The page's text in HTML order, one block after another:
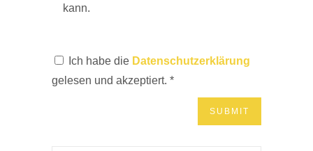
kann.
Ich habe die Datenschutzerklärung
gelesen und akzeptiert. *